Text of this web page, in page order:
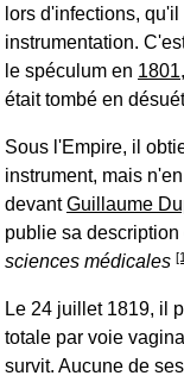
lors d'infections,
instrumentation.
le spéculum en 1801
était tombé en
Sous l'Empire, il
instrument, mais
devantGuillaume
publie sa
sciences médicales
Le 24 juillet 1819, il
totale par voie
survit. Aucune de